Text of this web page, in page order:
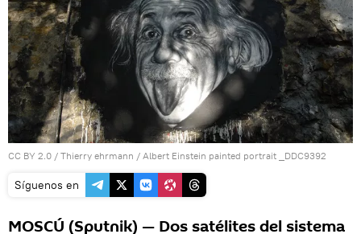
CC BY 2.0 / Thierry ehrmann / Albert Einstein painted portrait _DDC9392
Síguenos en
MOSCÚ (Sputnik) — Dos satélites del sistema